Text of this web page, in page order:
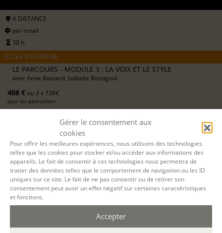
Gérer le consentement aux
cookies
Pour offrir les meilleures expériences, nous utilisons des technologies
telles que les cookies pour stocker et/ou accéder aux informations des
appareils. Le fait de consentir à ces technologies nous permettra de
traiter des données telles que le comportement de navigation ou les ID
uniques sur ce site. Le fait de ne pas consentir ou de retirer son
consentement peut avoir un effet négatif sur certaines caractéristiques
et fonctions.
Accepter
A DISTANCE
par email
30 h.
ÉCOLE D'ÉCRITURE
LE PARCOURS - MODULE 3 : LA VOIX ET LE STYLE
avec Anne Baatard, Isabelle Rossignol
408 € ou 3 x 136€
pour les particuliers
en savoir +)
DEMANDER UN DEVIS
S'INSCRIRE EN LIGNE
19 JANV. 2027
01 JUIN 2027